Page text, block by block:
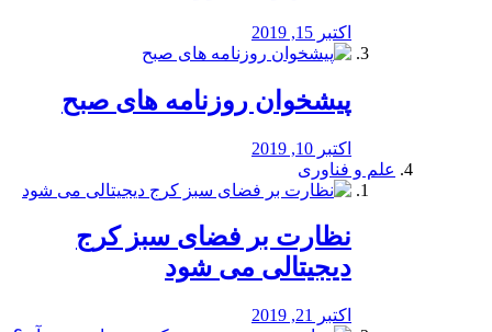
اکتبر 15, 2019
پیشخوان روزنامه های صبح
اکتبر 10, 2019
علم و فناوری
نظارت بر فضای سبز کرج
دیجیتالی می شود
اکتبر 21, 2019